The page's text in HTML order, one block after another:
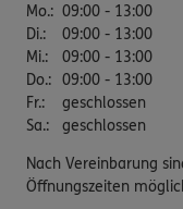
Mo.: 09:00 - 13:00
Di.:
09:00 - 13:00
Mi.:
09:00 - 13:00
Do.: 09:00 - 13:00
Fr.:
geschlossen
Sa.: geschlossen
Nach Vereinbarung
Öffnungszeiten